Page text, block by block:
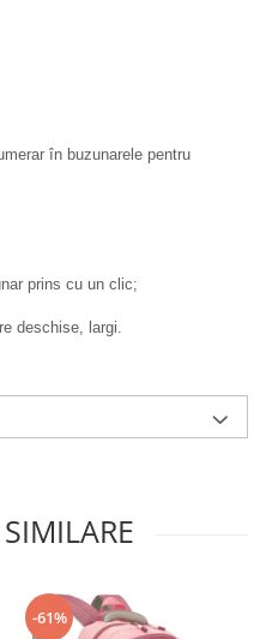
în buzunarele pentru
prins cu un clic;
deschise, largi.
-61%